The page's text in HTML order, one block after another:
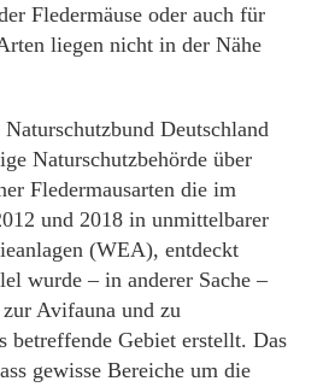
Fledermäuse oder auch für
liegen nicht in der Nähe
Deutschland
Naturschutzbehörde über
Fledermausarten die im
und 2018 in unmittelbarer
(WEA), entdeckt
wurde – in anderer Sache –
Avifauna und zu
betreffende Gebiet erstellt. Das
gewisse Bereiche um die